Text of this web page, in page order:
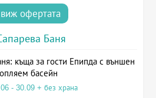
виж офертата
Баня
къща за гости Епипда с външен
басейн
- 30.09 + без храна